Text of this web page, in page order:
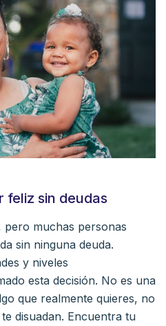
feliz sin deudas
pero muchas personas
sin ninguna deuda.
y niveles
esta decisión. No es una
que realmente quieres, no
disuadan. Encuentra tu